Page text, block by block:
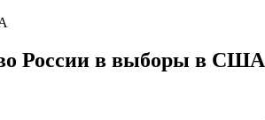
России в выборы в США